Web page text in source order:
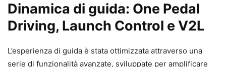
Dinamica di guida: One Pedal
Driving, Launch Control e V2L
L’esperienza di guida è stata ottimizzata attraverso una
serie di funzionalità avanzate, sviluppate per amplificare